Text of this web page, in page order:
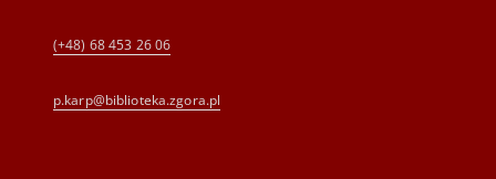
(+48) 68 453 26 06
p.karp@biblioteka.zgora.pl